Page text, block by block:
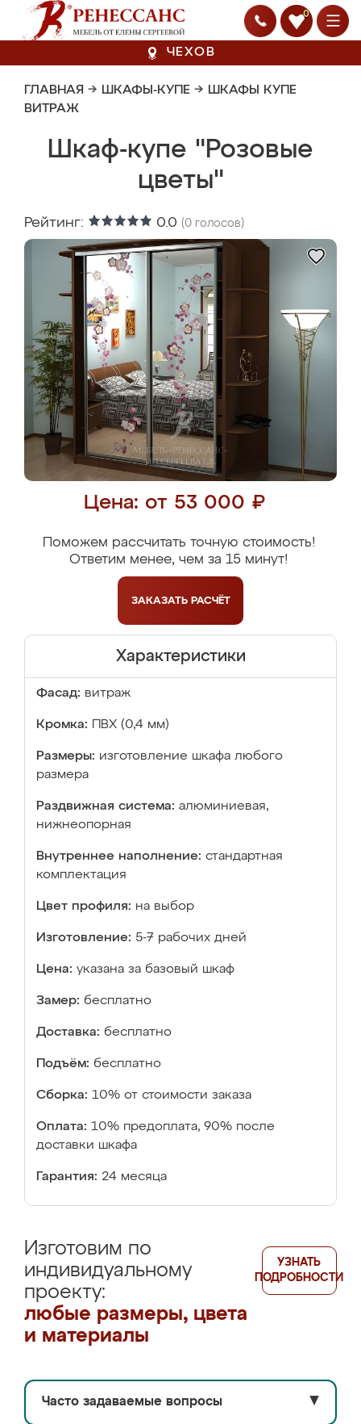
0
ЧЕХОВ
ГЛАВНАЯ → ШКАФЫ-КУПЕ → ШКАФЫ КУПЕ
ВИТРАЖ
Шкаф-купе "Розовые
цветы"
Рейтинг: 0.0 (0 голосов)
Цена: от 53 000 ₽
Поможем рассчитать точную стоимость!
Ответим менее, чем за 15 минут!
ЗАКАЗАТЬ РАСЧЁТ
Характеристики
Фасад: витраж
Кромка: ПВХ (0,4 мм)
Размеры: изготовление шкафа любого
размера
Раздвижная система: алюминиевая,
нижнеопорная
Внутреннее наполнение: стандартная
комплектация
Цвет профиля: на выбор
Изготовление: 5-7 рабочих дней
Цена: указана за базовый шкаф
Замер: бесплатно
Доставка: бесплатно
Подъём: бесплатно
Сборка: 10% от стоимости заказа
Оплата: 10% предоплата, 90% после
доставки шкафа
Гарантия: 24 месяца
Изготовим по
индивидуальному
проекту:
любые размеры, цвета
и материалы
УЗНАТЬ
ПОДРОБНОСТИ
Часто задаваемые вопросы ▼